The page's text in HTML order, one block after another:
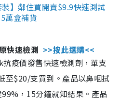
】鄰住買開賣$9.9快速測試
萬盒補貨
快速檢測 >>按此選購<<
疫價發售快速檢測劑，單支
至$20/支買到。產品以鼻咽拭
，15分鐘就知結果。產品